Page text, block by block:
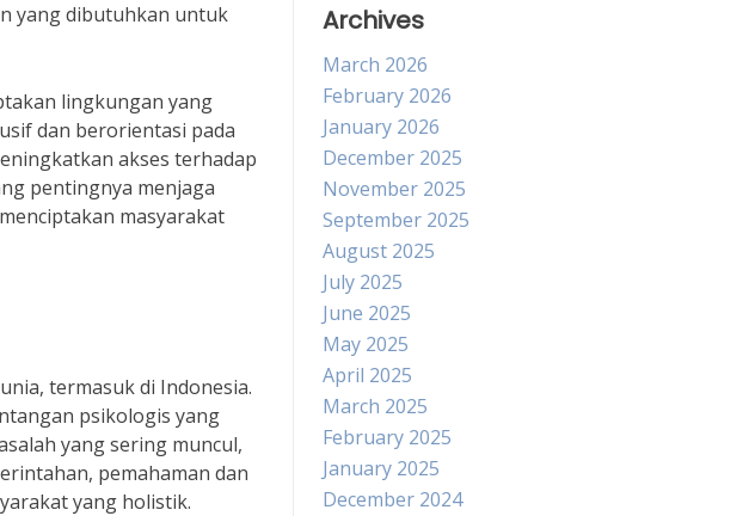
yang dibutuhkan untuk
lingkungan yang
dan berorientasi pada
akses terhadap
pentingnya menjaga
masyarakat
termasuk di Indonesia.
psikologis yang
yang sering muncul,
pemahaman dan
yang holistik.
Archives
March 2026
February 2026
January 2026
December 2025
November 2025
September 2025
August 2025
July 2025
June 2025
May 2025
April 2025
March 2025
February 2025
January 2025
December 2024